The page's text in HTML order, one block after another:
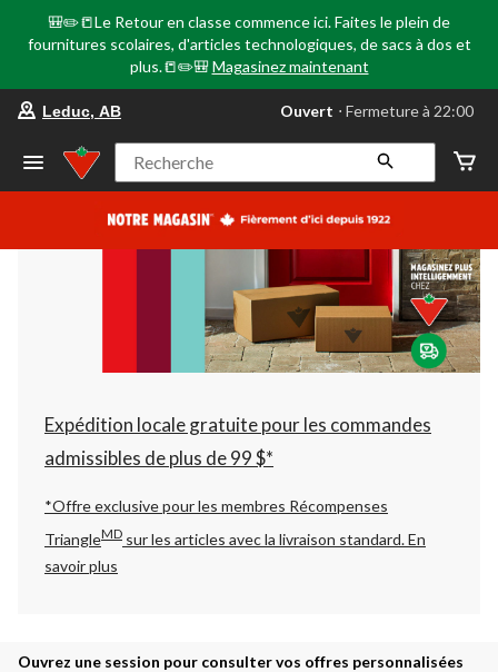
🎒✏️📒Le Retour en classe commence ici. Faites le plein de
fournitures scolaires, d'articles technologiques, de sacs à dos et
plus.📒✏️🎒 Magasinez maintenant
votre
préféré
Leduc,
AB,
courament
Fermeture
à
22:00
cliquer
pour
changer
Leduc, AB Ouvert ⋅ Fermeture à 22:00
Recherche
Expédition locale gratuite pour les commandes
admissibles de plus de 99 $*
*Offre exclusive pour les membres Récompenses
TriangleMD sur les articles avec la livraison standard.En
savoir plus
Ouvrez une session pour consulter vos offres personnalisées